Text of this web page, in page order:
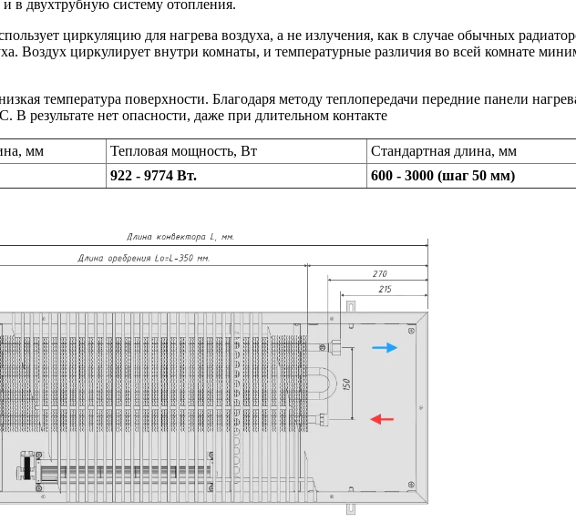
в двухтрубную систему отопления.
циркуляцию для нагрева воздуха, а не излучения, как в случае обычных
Воздух циркулирует внутри комнаты, и температурные различия во всей комнате
температура поверхности. Благодаря методу теплопередачи передние панели
В результате нет опасности, даже при длительном контакте
мм Тепловая мощность, Вт
Стандартная длина, мм
922 - 9774 Вт. 600 - 3000 (шаг 50 мм)